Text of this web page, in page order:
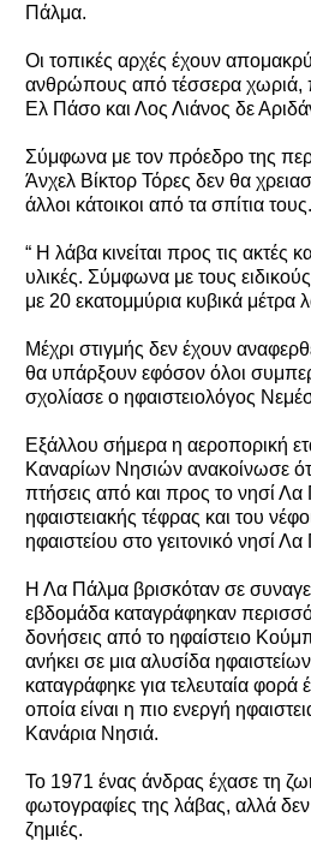
Πάλμα.
Οι τοπικές αρχές έχουν
ανθρώπους από τέσσερα χωριά,
Ελ Πάσο και Λος Λιάνος δε
Σύμφωνα με τον πρόεδρο της
Άνχελ Βίκτορ Τόρες δεν θα
άλλοι κάτοικοι από τα σπίτια τους.
“ Η λάβα κινείται προς τις ακτές
υλικές. Σύμφωνα με τους
με 20 εκατομμύρια κυβικά μέτρα
Μέχρι στιγμής δεν έχουν
θα υπάρξουν εφόσον όλοι
σχολίασε ο ηφαιστειολόγος
Εξάλλου σήμερα η αεροπορική
Καναρίων Νησιών ανακοίνωσε
πτήσεις από και προς το νησί
ηφαιστειακής τέφρας και του
ηφαιστείου στο γειτονικό νησί
Η Λα Πάλμα βρισκόταν σε
εβδομάδα καταγράφηκαν
δονήσεις από το ηφαίστειο
ανήκει σε μια αλυσίδα
καταγράφηκε για τελευταία φορά
οποία είναι η πιο ενεργή
Κανάρια Νησιά.
Το 1971 ένας άνδρας έχασε τη
φωτογραφίες της λάβας, αλλά δεν
ζημιές.